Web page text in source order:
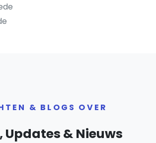
& BLOGS OVER
Updates & Nieuws